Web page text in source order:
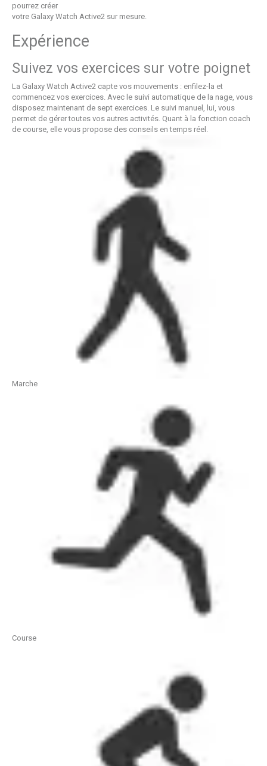
pourrez créer
votre Galaxy Watch Active2 sur mesure.
Expérience
Suivez vos exercices sur votre poignet
La Galaxy Watch Active2 capte vos mouvements : enfilez-la et
commencez vos exercices. Avec le suivi automatique de la nage, vous
disposez maintenant de sept exercices. Le suivi manuel, lui, vous
permet de gérer toutes vos autres activités. Quant à la fonction coach
de course, elle vous propose des conseils en temps réel.
Marche
Course